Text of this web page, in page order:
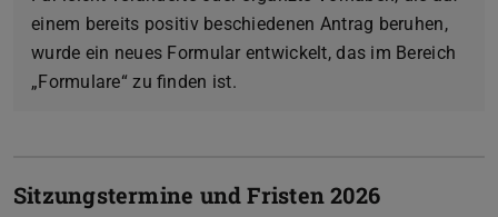
einem bereits positiv beschiedenen Antrag beruhen,
wurde ein neues Formular entwickelt, das im Bereich
„Formulare“ zu finden ist.
Sitzungstermine und Fristen 2026